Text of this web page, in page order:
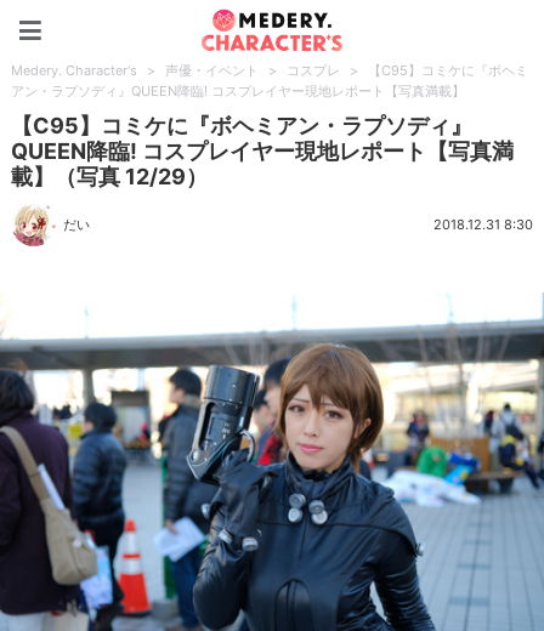
Medery. Character's > 声優・イベント > コスプレ >
【C95】コミケに『ボヘミ
アン・ラプソディ』QUEEN降臨! コスプレイヤー現地レポート【写真満載】
【C95】コミケに『ボヘミアン・ラプソディ』
QUEEN降臨! コスプレイヤー現地レポート【写真満
載】（写真 12/29）
だい 2018.12.31 8:30